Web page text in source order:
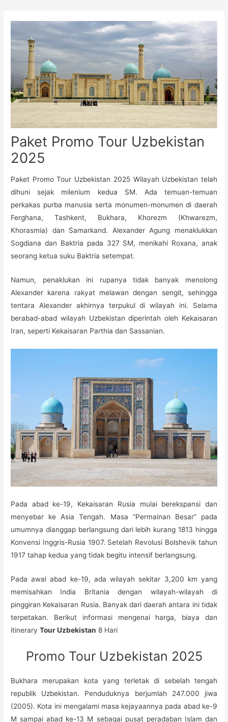
Paket Promo Tour Uzbekistan
2025
Paket Promo Tour Uzbekistan 2025 Wilayah Uzbekistan telah
dihuni sejak milenium kedua SM. Ada temuan-temuan
perkakas purba manusia serta monumen-monumen di daerah
Ferghana, Tashkent, Bukhara, Khorezm (Khwarezm,
Khorasmia) dan Samarkand. Alexander Agung menaklukkan
Sogdiana dan Baktria pada 327 SM, menikahi Roxana, anak
seorang ketua suku Baktria setempat.
Namun, penaklukan ini rupanya tidak banyak menolong
Alexander karena rakyat melawan dengan sengit, sehingga
tentara Alexander akhirnya terpukul di wilayah ini. Selama
berabad-abad wilayah Uzbekistan diperintah oleh Kekaisaran
Iran, seperti Kekaisaran Parthia dan Sassanian.
Pada abad ke-19, Kekaisaran Rusia mulai berekspansi dan
menyebar ke Asia Tengah. Masa “Permainan Besar” pada
umumnya dianggap berlangsung dari lebih kurang 1813 hingga
Konvensi Inggris-Rusia 1907. Setelah Revolusi Bolshevik tahun
1917 tahap kedua yang tidak begitu intensif berlangsung.
Pada awal abad ke-19, ada wilayah sekitar 3,200 km yang
memisahkan India Britania dengan wilayah-wilayah di
pinggiran Kekaisaran Rusia. Banyak dari daerah antara ini tidak
terpetakan. Berikut informasi mengenai harga, biaya dan
itineraryTour Uzbekistan 8 Hari
Promo Tour Uzbekistan 2025
Bukhara merupakan kota yang terletak di sebelah tengah
republik Uzbekistan. Penduduknya berjumlah 247.000 jiwa
(2005). Kota ini mengalami masa kejayaannya pada abad ke-9
M sampai abad ke-13 M sebagai pusat peradaban Islam dan